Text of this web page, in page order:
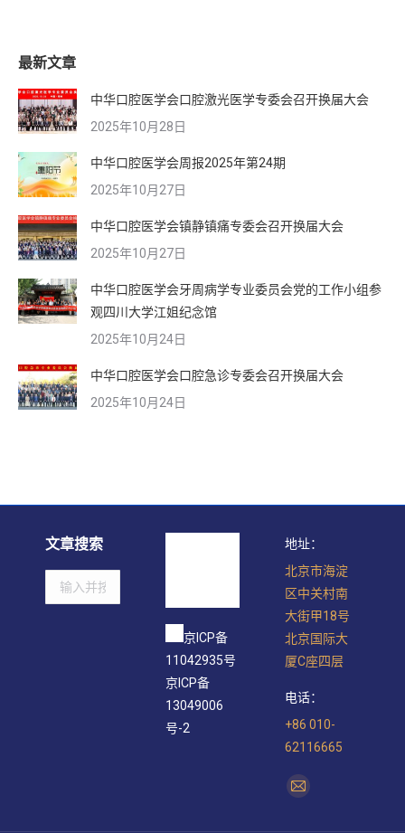
最新文章
中华口腔医学会口腔激光医学专委会召开换届大会
2025年10月28日
中华口腔医学会周报2025年第24期
2025年10月27日
中华口腔医学会镇静镇痛专委会召开换届大会
2025年10月27日
中华口腔医学会牙周病学专业委员会党的工作小组参
观四川大学江姐纪念馆
2025年10月24日
中华口腔医学会口腔急诊专委会召开换届大会
2025年10月24日
文章搜索
Search:
京ICP备
11042935号
京ICP备
13049006
号-2
地址：
北京市海淀
区中关村南
大街甲18号
北京国际大
厦C座四层
电话：
+86 010-
62116665
找到我们：
Mail